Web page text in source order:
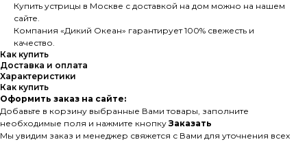
Купить устрицы в Москве с доставкой на дом можно на нашем
сайте.
Компания «Дикий Океан» гарантирует 100% свежесть и
качество.
Как купить
Доставка и оплата
Характеристики
Как купить
Оформить заказ на сайте:
Добавьте в корзину выбранные Вами товары, заполните
необходимые поля и нажмите кнопку Заказать
Мы увидим заказ и менеджер свяжется с Вами для уточнения всех